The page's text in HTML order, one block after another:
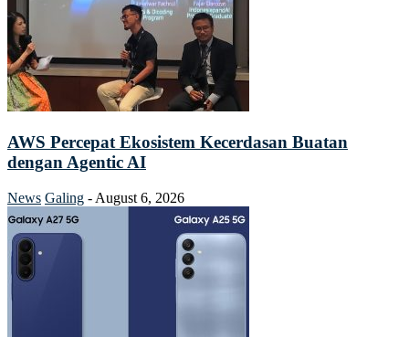
AWS Percepat Ekosistem Kecerdasan Buatan
dengan Agentic AI
News Galing - August 6, 2026